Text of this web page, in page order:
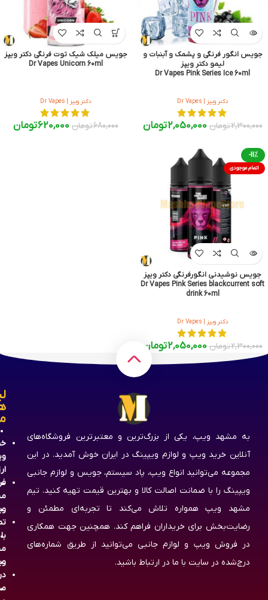
جویس انگور فرنگی و پشمک و آبنبات و
لیمو دکتر ویپز
Dr Vapes Pink Series Ice 60ml
دکتر ویپز | Dr Vapes
2,300,000تومان 2,050,000تومان
جویس میلک شیک توت فرنگی دکتر ویپز
Dr Vapes Unicorn 60ml
دکتر ویپز | Dr Vapes
680,000تومان 620,000تومان
-11%
اتمام موجودی
جویس نوشیدنی انگورفرنگی دکتر ویپز
Dr Vapes Pink Series blackcurrent soft
drink 60ml
دکتر ویپز | Dr Vapes
2,300,000تومان 2,050,000تومان
به مشهد ویپ، یکی از بزرگ‌ترین و معتبرترین فروشگاه‌های
آنلاین خرید ویپ و لوازم ویپینگ در ایران خوش آمدید. در این
مجموعه می‌توانید انواع ویپ، پاد سیستم، جویس و لوازم جانبی
ویپینگ را با ضمانت اصالت کالا و بهترین قیمت تهیه کنید. تیم
مشهد ویپ همواره تلاش می‌کند تا تجربه‌ای مطمئن و
رضایت‌بخش برای خریداران فراهم کند. همچنین جهت همکاری
در فروش ویپ و لوازم جانبی می‌توانید از طریق شماره‌های
درج‌شده در سایت با ما در ارتباط باشید.
با